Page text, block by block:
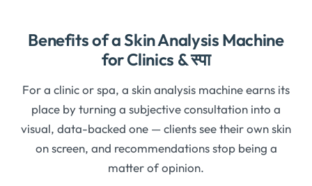
Benefits of a Skin Analysis Machine
for Clinics & स्पा
For a clinic or spa, a skin analysis machine earns its
place by turning a subjective consultation into a
visual, data-backed one — clients see their own skin
on screen, and recommendations stop being a
matter of opinion.